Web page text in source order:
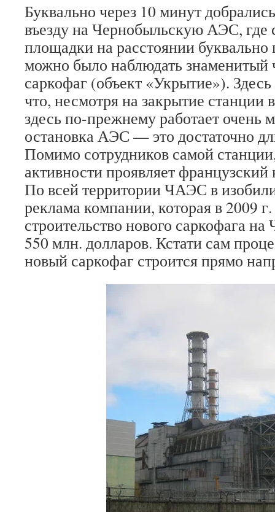
Буквально через 10 минут
въезду на Чернобыльскую АЭС, где
площадки на расстоянии буквально
можно было наблюдать знаменитый
саркофаг (объект «Укрытие»).
что, несмотря на закрытие станции
здесь по-прежнему работает очень
остановка АЭС — это достаточно
Помимо сотрудников самой
активности проявляет
По всей территории ЧАЭС в
реклама компании, которая в 2009
строительство нового саркофага
550 млн. долларов. Кстати сам
новый саркофаг строится прямо